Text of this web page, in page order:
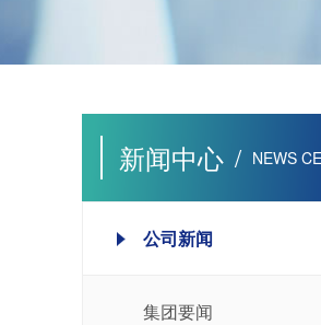
新闻中心 / NEWS
公司新闻
集团要闻